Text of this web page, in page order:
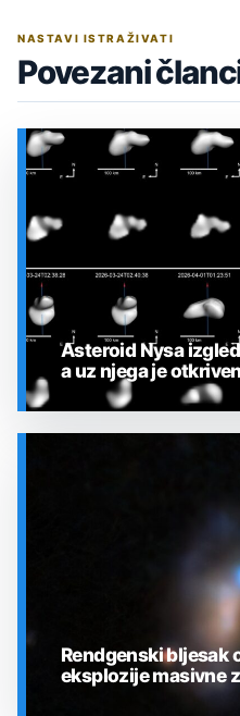
NASTAVI ISTRAŽIVATI
Povezani
Asteroid Nysa
a uz njega je
Rendgenski bljesak
eksplozije masivne